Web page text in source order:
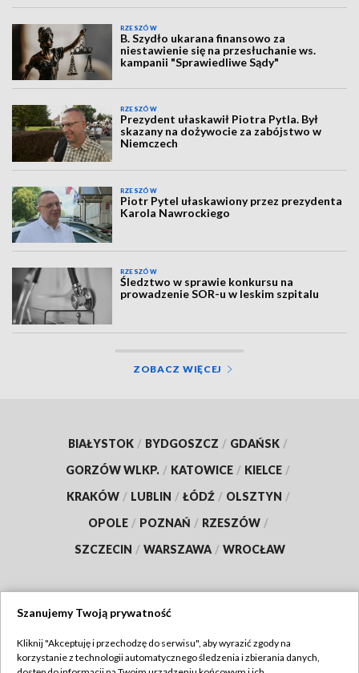
RZESZÓW
B. Szydło ukarana finansowo za
niestawienie się na przesłuchanie ws.
kampanii "Sprawiedliwe Sądy"
RZESZÓW
Prezydent ułaskawił Piotra Pytla. Był
skazany na dożywocie za zabójstwo w
Niemczech
RZESZÓW
Piotr Pytel ułaskawiony przez prezydenta
Karola Nawrockiego
RZESZÓW
Śledztwo w sprawie konkursu na
prowadzenie SOR-u w leskim szpitalu
ZOBACZ WIĘCEJ
BIAŁYSTOK / BYDGOSZCZ / GDAŃSK /
GORZÓW WLKP. / KATOWICE / KIELCE /
KRAKÓW / LUBLIN / ŁÓDŹ / OLSZTYN /
OPOLE / POZNAŃ / RZESZÓW /
SZCZECIN / WARSZAWA / WROCŁAW
TVP
Szanujemy Twoją prywatność
Kliknij "Akceptuję i przechodzę do serwisu", aby wyrazić zgody na
korzystanie z technologii automatycznego śledzenia i zbierania danych,